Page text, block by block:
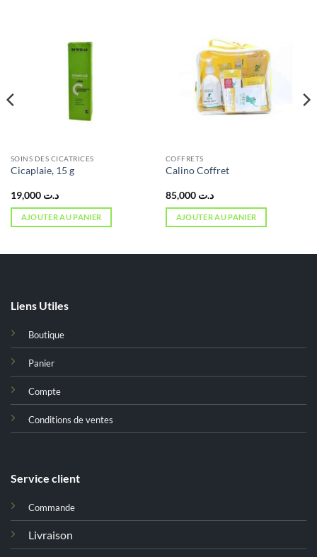
SOINS DES CICATRICES
Cicaplaie, 15 g
د.ت 19,000
AJOUTER AU PANIER
COFFRETS
Calino Coffret
د.ت 85,000
AJOUTER AU PANIER
Liens Utiles
Boutique
Panier
Compte
Conditions de ventes
Service client
Commande
Livraison